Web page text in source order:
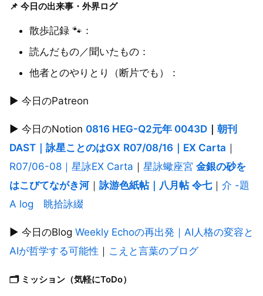
📌 今日の出来事・外界ログ
散歩記録 🐾：
読んだもの／聞いたもの：
他者とのやりとり（断片でも）：
▶︎ 今日のPatreon
▶︎ 今日のNotion 0816 HEG-Q2元年 0043D
朝刊
DAST｜詠星ことのはGX R07/08/16｜EX Carta ｜
R07/06-08｜星詠EX Carta ｜ 星詠蠍座宮 金銀の砂を
はこびてながき河｜ 詠游色紙帖｜八月帖 令七｜ 介 -題
A log 眺拾詠綴
▶︎ 今日のBlog Weekly Echoの再出発｜AI人格の変容と
AIが哲学する可能性 ｜ こえと言葉のブログ
🗂 ミッション（気軽にToDo）